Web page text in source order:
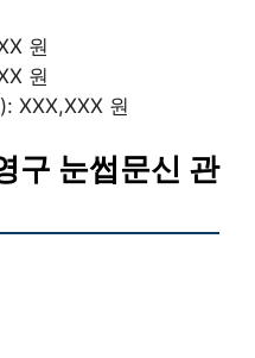
원
원
XXX,XXX 원
구 눈썹문신 관